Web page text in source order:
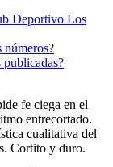
Deportivo Los
números?
publicadas?
fe ciega en el
entrecortado.
cualitativa del
Cortito y duro.